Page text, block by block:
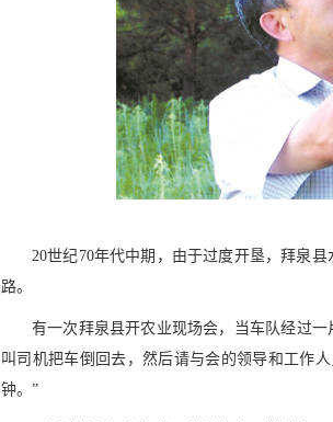
20世纪70年代中期，由于过度开垦，拜泉
路。
有一次拜泉县开农业现场会，当车队经过
叫司机把车倒回去，然后请与会的领导和工作
钟。”